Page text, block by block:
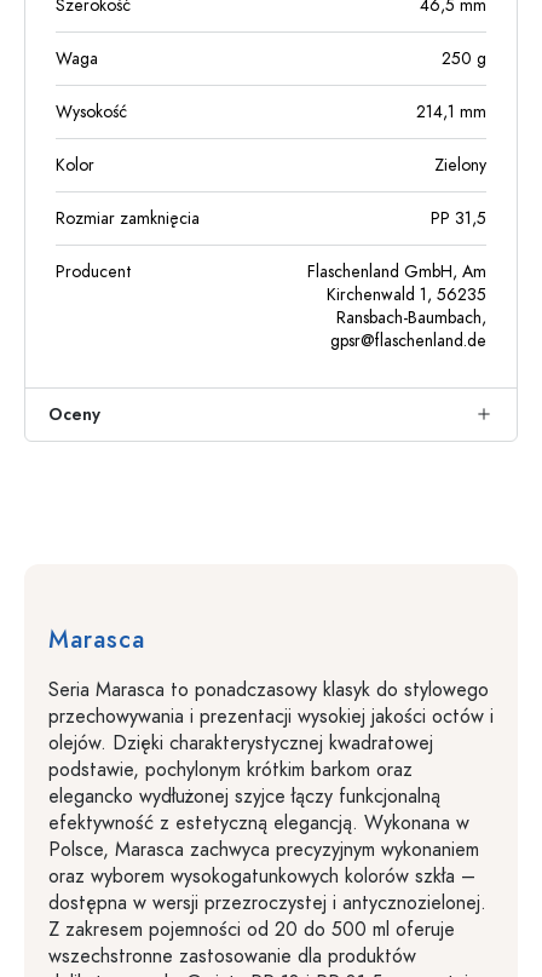
Szerokość 46,5 mm
Waga 250 g
Wysokość 214,1 mm
Kolor Zielony
Rozmiar zamknięcia PP 31,5
Producent
Flaschenland GmbH, Am
Kirchenwald 1, 56235
Ransbach-Baumbach,
gpsr@flaschenland.de
Oceny
Marasca
Seria Marasca to ponadczasowy klasyk do stylowego
przechowywania i prezentacji wysokiej jakości octów i
olejów. Dzięki charakterystycznej kwadratowej
podstawie, pochylonym krótkim barkom oraz
elegancko wydłużonej szyjce łączy funkcjonalną
efektywność z estetyczną elegancją. Wykonana w
Polsce, Marasca zachwyca precyzyjnym wykonaniem
oraz wyborem wysokogatunkowych kolorów szkła –
dostępna w wersji przezroczystej i antycznozielonej.
Z zakresem pojemności od 20 do 500 ml oferuje
wszechstronne zastosowanie dla produktów